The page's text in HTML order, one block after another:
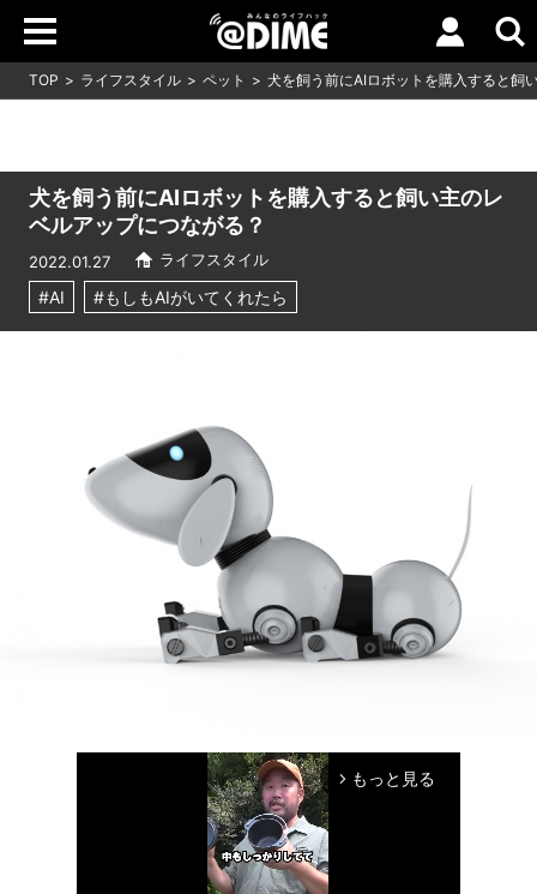
TOP ライフスタイル ペット 犬を飼う前にAIロボットを購入すると飼
犬を飼う前にAIロボットを購入すると飼い主のレ
ベルアップにつながる？
2022.01.27 ライフスタイル
#AI #もしもAIがいてくれたら
arrow_forward_ios もっと見る